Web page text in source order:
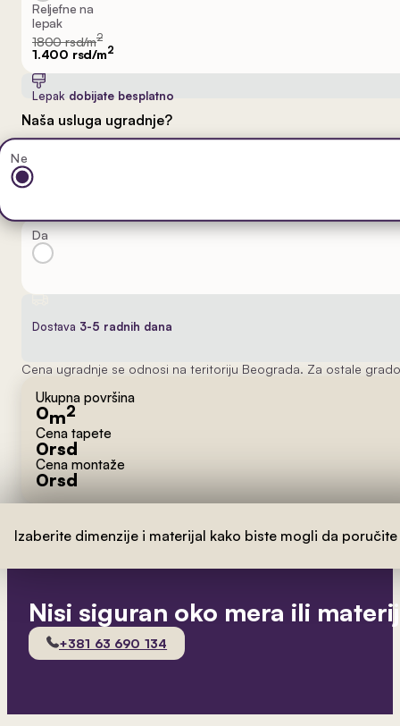
Reljefne na
lepak
1800 rsd/m2
1.400 rsd/m2
Lepak dobijate besplatno
Naša usluga ugradnje?
Ne
Da
Dostava 3-5 radnih dana
Cena ugradnje se odnosi na teritoriju Beograda. Za ostale
Ukupna površina
0m2
Cena tapete
0rsd
Cena montaže
0rsd
Izaberite dimenzije i materijal kako biste mogli da
Nisi siguran oko mera ili
+381 63 690 134